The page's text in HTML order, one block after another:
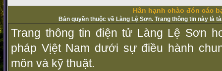
Hân hạnh chào đón các
Bản quyền thuộc về Làng Lệ Sơn. Trang thông tin này là
Trang thông tin điện tử Làng Lệ Sơn
pháp Vịệt Nam dưới sự điều hành
môn và kỹ thuật.